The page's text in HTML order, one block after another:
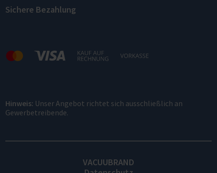
Sichere Bezahlung
Hinweis: Unser Angebot richtet sich ausschließlich an
Gewerbetreibende.
VACUUBRAND